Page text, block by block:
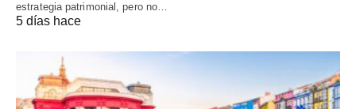
estrategia patrimonial, pero no…
5 días hace